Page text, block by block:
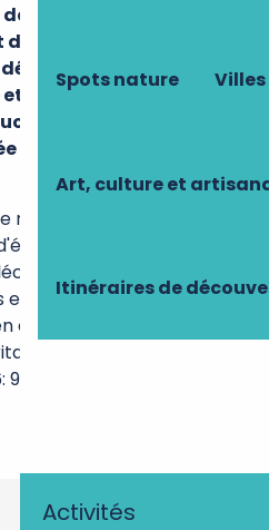
Spots nature
Art, culture et
Itinéraires de
Activités
rencontres, de
Deux jours
des artistes
les espaces publics
et
du Cher en véritable
rencontres, de
Deux jours
des artistes qui
espaces publics pour
et transformer la
scène ouverte.
compagnies -...